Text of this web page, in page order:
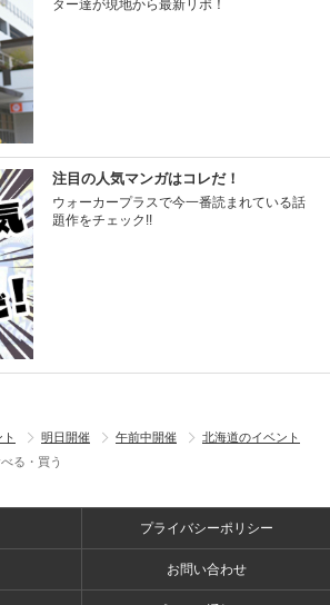
ター達が現地から最新リポ！
注目の人気マンガはコレだ！
ウォーカープラスで今一番読まれている話
題作をチェック!!
ト 明日開催 午前中開催
北海道のイベント
る・買う
プライバシーポリシー
お問い合わせ